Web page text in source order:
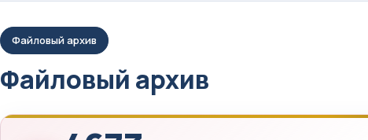
Файловый архив
Файловый архив